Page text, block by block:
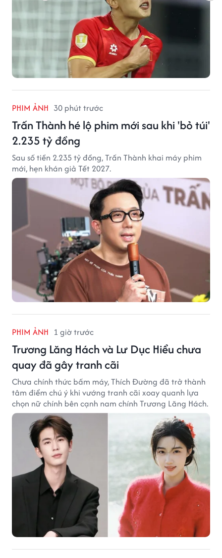
PHIM ẢNH 30 phút trước
Trấn Thành hé lộ phim mới sau khi 'bỏ túi'
2.235 tỷ đồng
Sau số tiền 2.235 tỷ đồng, Trấn Thành khai máy phim
mới, hẹn khán giả Tết 2027.
PHIM ẢNH 1 giờ trước
Trương Lăng Hách và Lư Dục Hiểu chưa
quay đã gây tranh cãi
Chưa chính thức bấm máy, Thích Đường đã trở thành
tâm điểm chú ý khi vướng tranh cãi xoay quanh lựa
chọn nữ chính bên cạnh nam chính Trương Lăng Hách.